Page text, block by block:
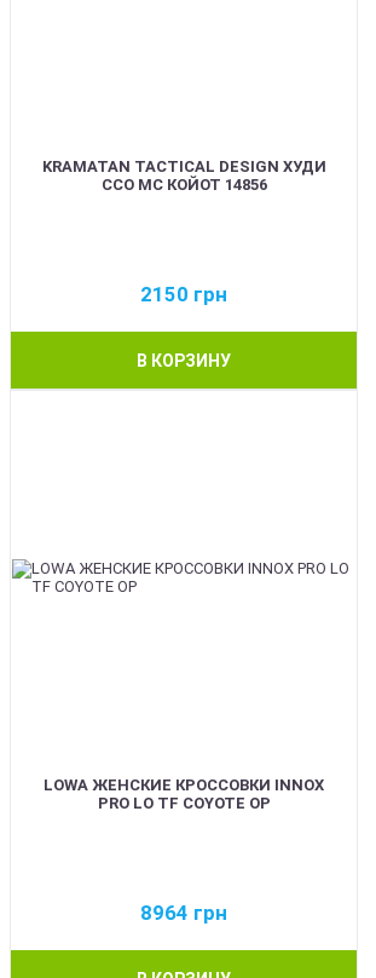
KRAMATAN TACTICAL DESIGN ХУДИ
ССО МС КОЙОТ 14856
2150 грн
В КОРЗИНУ
LOWA ЖЕНСКИЕ КРОССОВКИ INNOX
PRO LO TF COYOTE OP
8964 грн